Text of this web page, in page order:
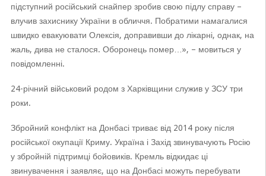
підступний російський снайпер зробив свою підлу справу –
влучив захиснику України в обличчя. Побратими намагалися
швидко евакуювати Олексія, доправивши до лікарні, однак, на
жаль, дива не сталося. Оборонець помер…», – мовиться у
повідомленні.
24-річний військовий родом з Харківщини служив у ЗСУ три
роки.
Збройний конфлікт на Донбасі триває від 2014 року після
російської окупації Криму. Україна і Захід звинувачують Росію
у збройній підтримці бойовиків. Кремль відкидає ці
звинувачення і заявляє, що на Донбасі можуть перебувати